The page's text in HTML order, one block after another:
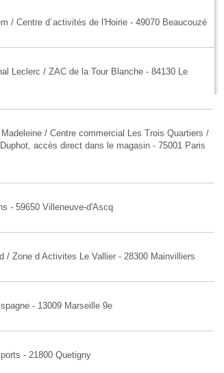
/ Centre d´activités de l'Hoirie - 49070 Beaucouzé
Leclerc / ZAC de la Tour Blanche - 84130 Le
/ Centre commercial Les Trois Quartiers /
accès direct dans le magasin - 75001 Paris
- 59650 Villeneuve-d'Ascq
/ Zone d Activites Le Vallier - 28300 Mainvilliers
- 13009 Marseille 9e
- 21800 Quetigny